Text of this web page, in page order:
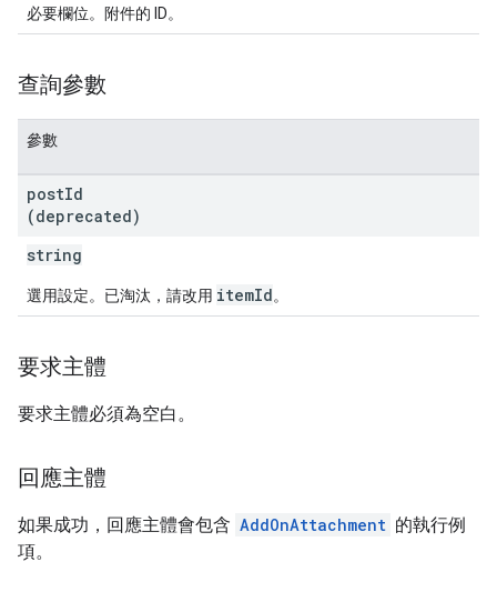
必要欄位。附件的 ID。
查詢參數
參數
postId
(deprecated)
string
選用設定。已淘汰，請改用 itemId。
要求主體
要求主體必須為空白。
回應主體
如果成功，回應主體會包含 AddOnAttachment 的執行例
項。